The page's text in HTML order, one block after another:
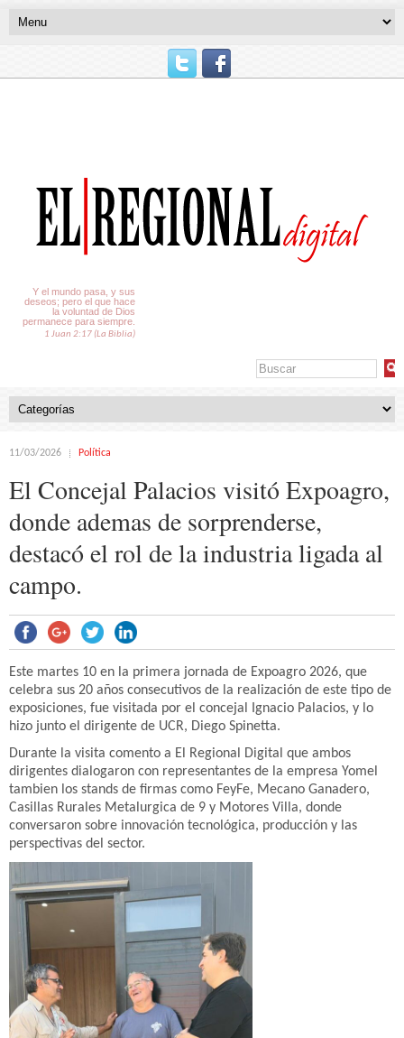
Y el mundo pasa, y sus
deseos; pero el que hace
la voluntad de Dios
permanece para siempre.
1 Juan 2:17 (La Biblia)
11/03/2026 Política
El Concejal Palacios visitó Expoagro,
donde ademas de sorprenderse,
destacó el rol de la industria ligada al
campo.
Este martes 10 en la primera jornada de Expoagro 2026, que
celebra sus 20 años consecutivos de la realización de este tipo de
exposiciones, fue visitada por el concejal Ignacio Palacios, y lo
hizo junto el dirigente de UCR, Diego Spinetta.
Durante la visita comento a El Regional Digital que ambos
dirigentes dialogaron con representantes de la empresa Yomel
tambien los stands de firmas como FeyFe, Mecano Ganadero,
Casillas Rurales Metalurgica de 9 y Motores Villa, donde
conversaron sobre innovación tecnológica, producción y las
perspectivas del sector.